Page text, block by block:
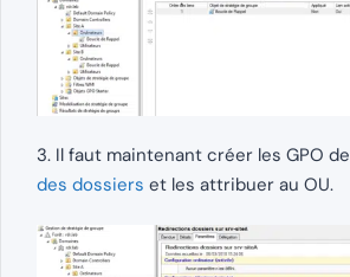
3. Il faut maintenant créer les GPO de
des dossiers et les attribuer au OU.